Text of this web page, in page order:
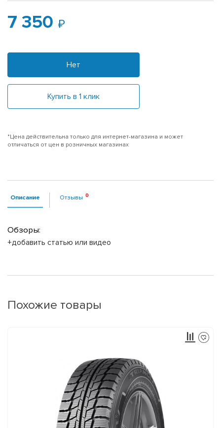
7 350
Нет
Купить в 1 клик
*Цена действительна только для интернет-магазина и может
отличаться от цен в розничных магазинах
Описание Отзывы
Обзоры:
+добавить статью или видео
Похожие товары